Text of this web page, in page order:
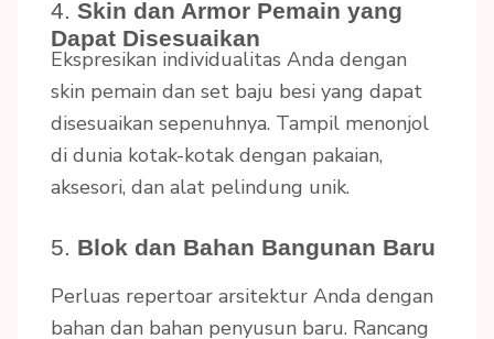
4. Skin dan Armor Pemain yang
Dapat Disesuaikan
Ekspresikan individualitas Anda dengan
skin pemain dan set baju besi yang dapat
disesuaikan sepenuhnya. Tampil menonjol
di dunia kotak-kotak dengan pakaian,
aksesori, dan alat pelindung unik.
5. Blok dan Bahan Bangunan Baru
Perluas repertoar arsitektur Anda dengan
bahan dan bahan penyusun baru. Rancang